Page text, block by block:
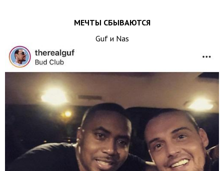
МЕЧТЫ СБЫВАЮТСЯ
Guf и Nas